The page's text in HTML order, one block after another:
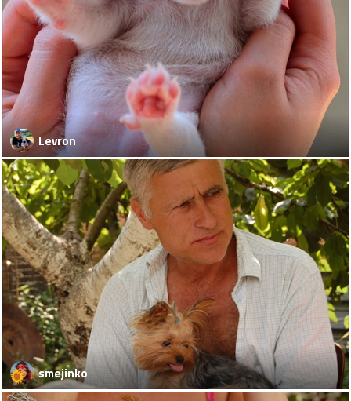
Levron
smejinko